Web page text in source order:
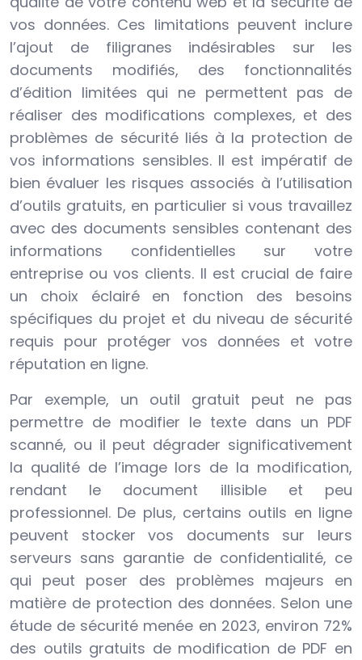
vos données. Ces limitations peuvent inclure
l’ajout de filigranes indésirables sur les
documents modifiés, des fonctionnalités
d’édition limitées qui ne permettent pas de
réaliser des modifications complexes, et des
problèmes de sécurité liés à la protection de
vos informations sensibles. Il est impératif de
bien évaluer les risques associés à l’utilisation
d’outils gratuits, en particulier si vous travaillez
avec des documents sensibles contenant des
informations confidentielles sur votre
entreprise ou vos clients. Il est crucial de faire
un choix éclairé en fonction des besoins
spécifiques du projet et du niveau de sécurité
requis pour protéger vos données et votre
réputation en ligne.
Par exemple, un outil gratuit peut ne pas
permettre de modifier le texte dans un PDF
scanné, ou il peut dégrader significativement
la qualité de l’image lors de la modification,
rendant le document illisible et peu
professionnel. De plus, certains outils en ligne
peuvent stocker vos documents sur leurs
serveurs sans garantie de confidentialité, ce
qui peut poser des problèmes majeurs en
matière de protection des données. Selon une
étude de sécurité menée en 2023, environ 72%
des outils gratuits de modification de PDF en